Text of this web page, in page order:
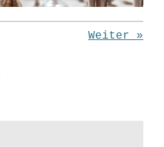
Weiter »